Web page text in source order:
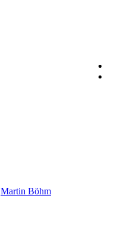
Martin Böhm